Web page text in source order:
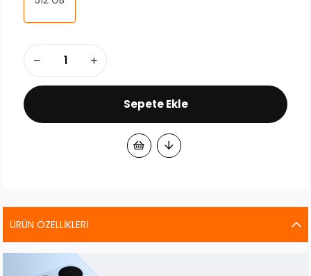
ÜRÜN ÖZELLIKLERI